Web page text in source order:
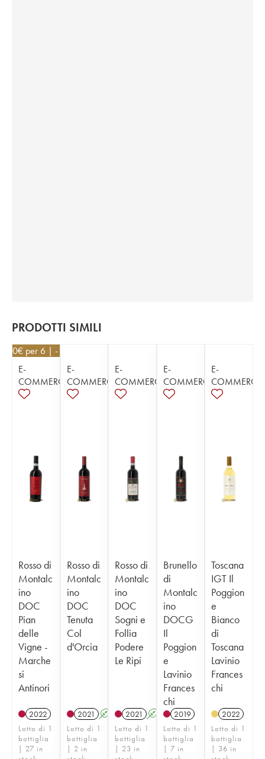
PRODOTTI SIMILI
€ per 6 | - 10%
E-
COMMERCE
Rosso di
Montalc
ino
DOC
Pian
delle
Vigne -
Marche
si
Antinori
2022
Lotto di 1
bottiglia
| 27 in
E-
COMMERCE
Rosso di
Montalc
ino
DOC
Tenuta
Col
d'Orcia
2021 A
Lotto di 1
bottiglia
| 2 in
E-
COMMERCE
Rosso di
Montalc
ino
DOC
Sogni e
Follia
Podere
Le Ripi
2021 A
Lotto di 1
bottiglia
| 23 in
E-
COMMERCE
Brunello
di
Montalc
ino
DOCG
Il
Poggion
e
Lavinio
Frances
chi
2019
Lotto di 1
bottiglia
| 7 in
E-
COMMERCE
Toscana
IGT Il
Poggion
e
Bianco
di
Toscana
Lavinio
Frances
chi
2022
Lotto di 1
bottiglia
| 36 in